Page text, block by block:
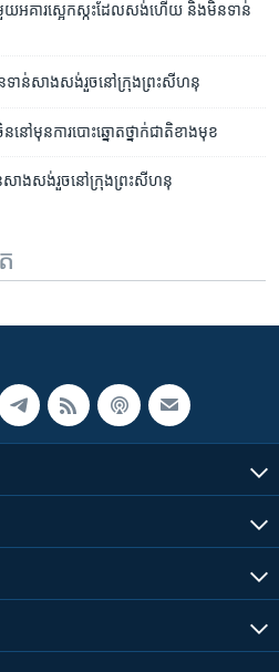
យ​អគារ​ស្អេកស្កះ​ដែល​សង់​ហើយ និង​មិនទាន់​
មិន​ទាន់​សាងសង់​រួច​នៅ​ក្រុង​ព្រះសីហនុ
ន​នៅ​មុន​ការ​បោះ​ឆ្នោត​ថ្នាក់​ជាតិ​ខាង​មុខ
ាន់​សាងសង់​រួច​នៅ​ក្រុង​ព្រះសីហនុ